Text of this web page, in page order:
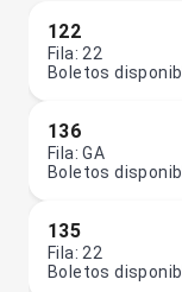
122
Fila: 22
Boletos
136
Fila:GA
Boletos
135
Fila: 22
Boletos